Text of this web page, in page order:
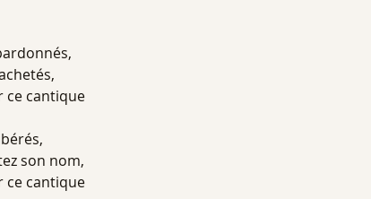
ce cantique
son nom,
ce cantique